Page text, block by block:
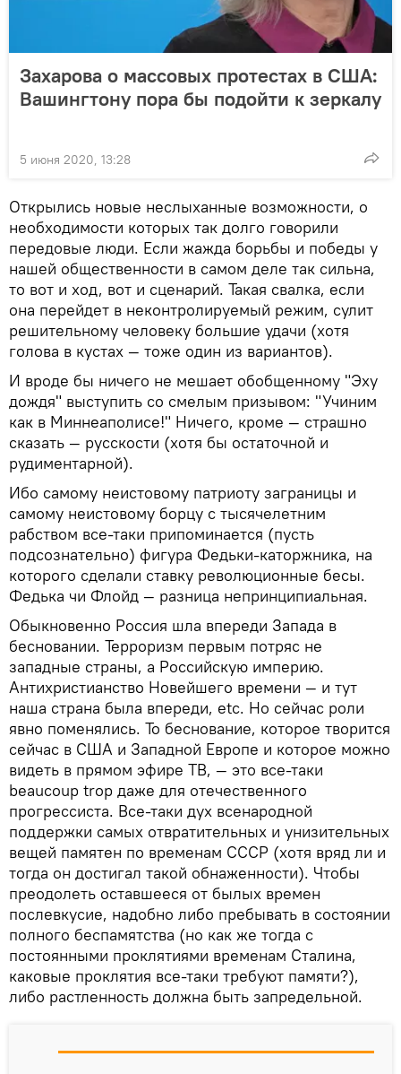
Захарова о массовых протестах в США:
Вашингтону пора бы подойти к зеркалу
5 июня 2020, 13:28
Открылись новые неслыханные возможности, о
необходимости которых так долго говорили
передовые люди. Если жажда борьбы и победы у
нашей общественности в самом деле так сильна,
то вот и ход, вот и сценарий. Такая свалка, если
она перейдет в неконтролируемый режим, сулит
решительному человеку большие удачи (хотя
голова в кустах — тоже один из вариантов).
И вроде бы ничего не мешает обобщенному "Эху
дождя" выступить со смелым призывом: "Учиним
как в Миннеаполисе!" Ничего, кроме — страшно
сказать — русскости (хотя бы остаточной и
рудиментарной).
Ибо самому неистовому патриоту заграницы и
самому неистовому борцу с тысячелетним
рабством все-таки припоминается (пусть
подсознательно) фигура Федьки-каторжника, на
которого сделали ставку революционные бесы.
Федька чи Флойд — разница непринципиальная.
Обыкновенно Россия шла впереди Запада в
бесновании. Терроризм первым потряс не
западные страны, а Российскую империю.
Антихристианство Новейшего времени — и тут
наша страна была впереди, etc. Но сейчас роли
явно поменялись. То беснование, которое творится
сейчас в США и Западной Европе и которое можно
видеть в прямом эфире ТВ, — это все-таки
beaucoup trop даже для отечественного
прогрессиста. Все-таки дух всенародной
поддержки самых отвратительных и унизительных
вещей памятен по временам СССР (хотя вряд ли и
тогда он достигал такой обнаженности). Чтобы
преодолеть оставшееся от былых времен
послевкусие, надобно либо пребывать в состоянии
полного беспамятства (но как же тогда с
постоянными проклятиями временам Сталина,
каковые проклятия все-таки требуют памяти?),
либо растленность должна быть запредельной.